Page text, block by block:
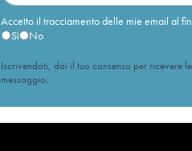
Accetto il tracciamento delle mie email al
Sì
No
Iscrivendoti, dai il tuo consenso per ricevere
messaggio.